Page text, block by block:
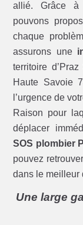
allié. Grâce à
pouvons
chaque
assurons une
territoire
Haute Savoie
l’urgence de
Raison pour
déplacer
SOS plombier
pouvez
dans le meilleur
Une large